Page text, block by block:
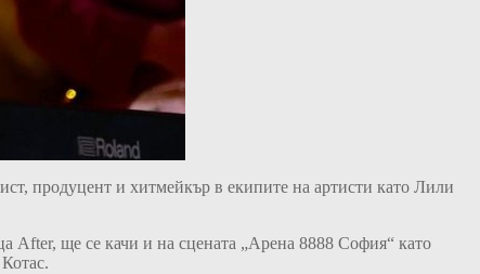
продуцент и хитмейкър в екипите на артисти като Лили
After, ще се качи и на сцената „Арена 8888 София“ като